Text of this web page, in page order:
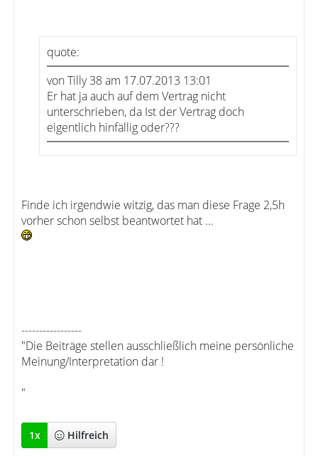
quote:
von Tilly 38 am 17.07.2013 13:01
Er hat ja auch auf dem Vertrag nicht
unterschrieben, da Ist der Vertrag doch
eigentlich hinfällig oder???
Finde ich irgendwie witzig, das man diese Frage 2,5h
vorher schon selbst beantwortet hat ...
-----------------
"Die Beiträge stellen ausschließlich meine persönliche
Meinung/Interpretation dar !
"
1x Hilfreich